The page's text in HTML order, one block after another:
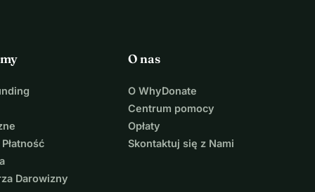
Darowizny
O nas
O WhyDonate
Centrum pomocy
Opłaty
Skontaktuj się z Nami